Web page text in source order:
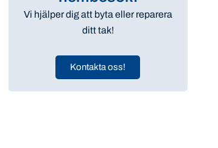
Vi hjälper dig att byta eller reparera
ditt tak!
Kontakta oss!